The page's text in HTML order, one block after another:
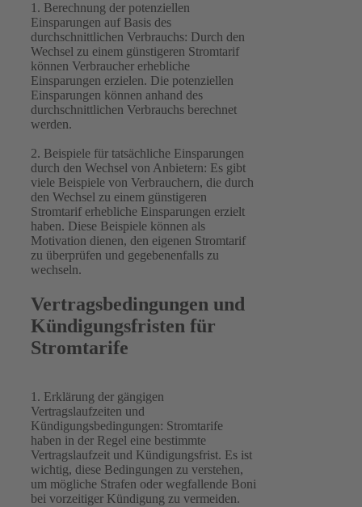
1. Berechnung der potenziellen
Einsparungen auf Basis des
durchschnittlichen Verbrauchs: Durch den
Wechsel zu einem günstigeren Stromtarif
können Verbraucher erhebliche
Einsparungen erzielen. Die potenziellen
Einsparungen können anhand des
durchschnittlichen Verbrauchs berechnet
werden.
2. Beispiele für tatsächliche Einsparungen
durch den Wechsel von Anbietern: Es gibt
viele Beispiele von Verbrauchern, die durch
den Wechsel zu einem günstigeren
Stromtarif erhebliche Einsparungen erzielt
haben. Diese Beispiele können als
Motivation dienen, den eigenen Stromtarif
zu überprüfen und gegebenenfalls zu
wechseln.
Vertragsbedingungen und
Kündigungsfristen für
Stromtarife
1. Erklärung der gängigen
Vertragslaufzeiten und
Kündigungsbedingungen: Stromtarife
haben in der Regel eine bestimmte
Vertragslaufzeit und Kündigungsfrist. Es ist
wichtig, diese Bedingungen zu verstehen,
um mögliche Strafen oder wegfallende Boni
bei vorzeitiger Kündigung zu vermeiden.